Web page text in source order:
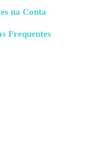
na Conta
Frequentes